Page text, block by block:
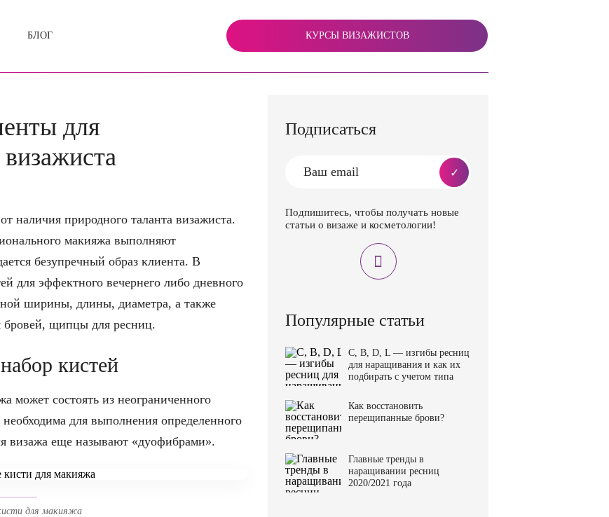
БЛОГ КУРСЫ ВИЗАЖИСТОВ
для
наличия природного таланта визажиста.
макияжа выполняют
безупречный образ клиента. В
для эффектного вечернего либо дневного
ширины, длины, диаметра, а также
бровей, щипцы для ресниц.
кистей
может состоять из неограниченного
для выполнения определенного
визажа еще называют «дуофибрами».
для макияжа
Подписаться
Подпишитесь, чтобы получать новые
статьи о визаже и косметологии!
Популярные статьи
C, B, D, L — изгибы ресниц
для наращивания и как их
подбирать с учетом типа
Как восстановить
перещипанные брови?
Главные тренды в
наращивании ресниц
2020/2021 года